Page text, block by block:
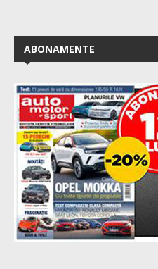
ABONAMENTE